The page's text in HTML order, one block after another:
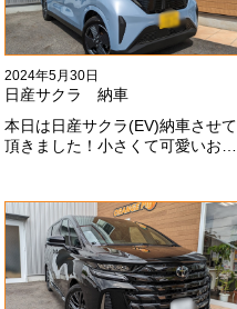
2024年5月30日
日産サクラ 納車
本日は日産サクラ(EV)納車させて
頂きました！小さくて可愛いお車
#x1f60a;#x1f60a;M様ありがとう
ございました#x1f60a;